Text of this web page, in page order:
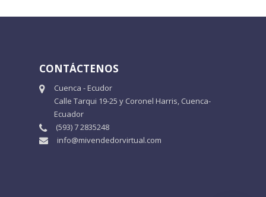
CONTÁCTENOS
Cuenca - Ecudor
Calle Tarqui 19-25 y Coronel Harris, Cuenca-
Ecuador
(593) 7 2835248
info@mivendedorvirtual.com